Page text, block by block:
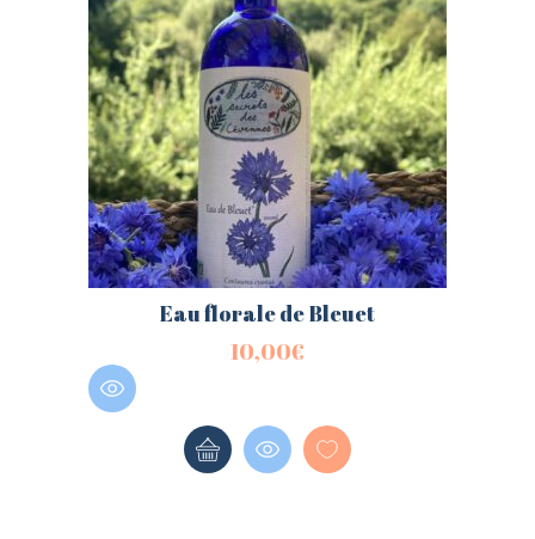
Eau florale de Bleuet
10,00€